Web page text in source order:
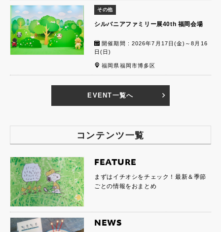
その他
シルバニアファミリー展40th 福岡会場
開催期間 : 2026年7月17日(金)～8月16
日(日)
福岡県福岡市博多区
EVENT一覧へ
コンテンツ一覧
FEATURE
まずはイチオシをチェック！最新＆季節
ごとの情報をおまとめ
NEWS